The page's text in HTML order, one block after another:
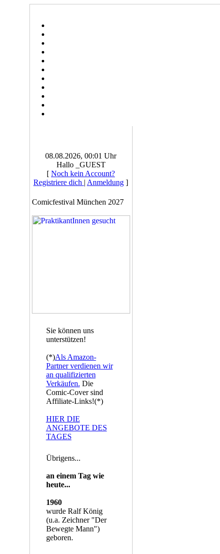
08.08.2026, 00:01 Uhr
Hallo _GUEST
[ Noch kein Account?
Registriere dich | Anmeldung ]
Comicfestival München 2027
Sie können uns
unterstützen!
(*)Als Amazon-
Partner verdienen wir
an qualifizierten
Verkäufen. Die
Comic-Cover sind
Affiliate-Links!(*)
HIER DIE
ANGEBOTE DES
TAGES
Übrigens...
an einem Tag wie
heute...
1960
wurde Ralf König
(u.a. Zeichner "Der
Bewegte Mann")
geboren.